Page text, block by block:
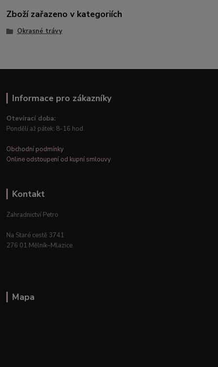
Zboží zařazeno v kategoriích
Okrasné trávy
Informace pro zákazníky
Otevírací doba:
Pondělí až pátek: 8-16 hod.
Obchodní podmínky
Online odstoupení od kupní smlouvy
Kontakt
Zahradnictví Petro
Na Staré cestě 3741
276 01 Mělník–Mlazice
Mapa